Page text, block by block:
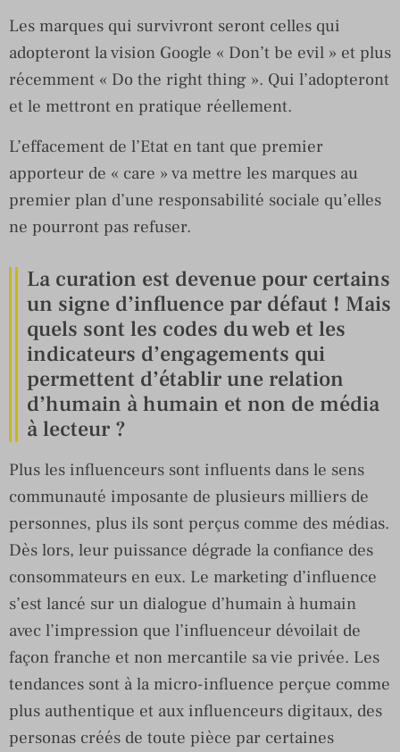
Les marques qui survivront seront celles qui
adopteront la vision Google « Don’t be evil » et plus
récemment « Do the right thing ». Qui l’adopteront
et le mettront en pratique réellement.
L’effacement de l’Etat en tant que premier
apporteur de « care » va mettre les marques au
premier plan d’une responsabilité sociale qu’elles
ne pourront pas refuser.
La curation est devenue pour certains
un signe d’influence par défaut ! Mais
quels sont les codes du web et les
indicateurs d’engagements qui
permettent d’établir une relation
d’humain à humain et non de média
à lecteur ?
Plus les influenceurs sont influents dans le sens
communauté imposante de plusieurs milliers de
personnes, plus ils sont perçus comme des médias.
Dès lors, leur puissance dégrade la confiance des
consommateurs en eux. Le marketing d’influence
s’est lancé sur un dialogue d’humain à humain
avec l’impression que l’influenceur dévoilait de
façon franche et non mercantile sa vie privée. Les
tendances sont à la micro-influence perçue comme
plus authentique et aux influenceurs digitaux, des
personas créés de toute pièce par certaines